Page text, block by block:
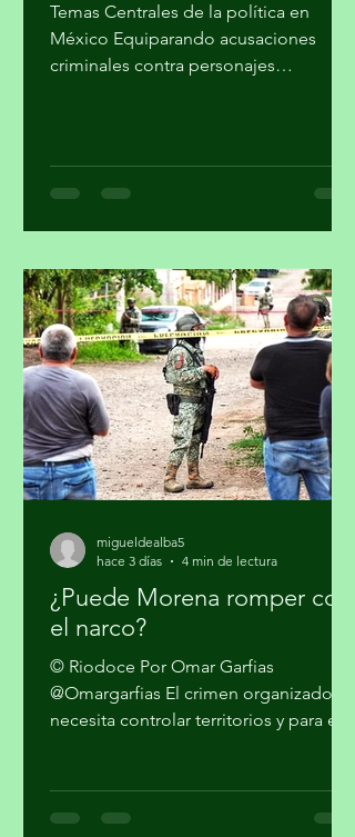
Temas Centrales de la política en
México Equiparando acusaciones
criminales contra personajes
estadounidenses. Por Miguel Tirado
Rasso mitirasso@yahoo.com.mx Parte
gobierno de los Estados Unidos (EUA)
en su lucha contra el narcotráfico, la
persistencia que tiene el presidente
Donald Trump en qu
¿Puede Morena romper con
el narco?
© Riodoce Por Omar Garfias
@Omargarfias El crimen organizado
necesita controlar territorios y para ello
se trataba sólo de vender mariguana y
migueldealba5
hace 3 días
4 min de lectura